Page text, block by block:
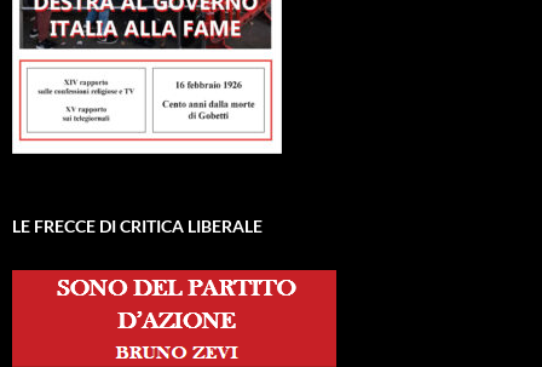
LE FRECCE DI CRITICA LIBERALE